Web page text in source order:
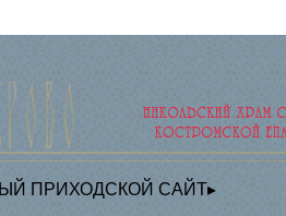
ПРИХОДСКОЙ САЙТ▸